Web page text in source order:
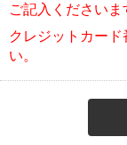
ご記入くださいま
クレジットカー
い。